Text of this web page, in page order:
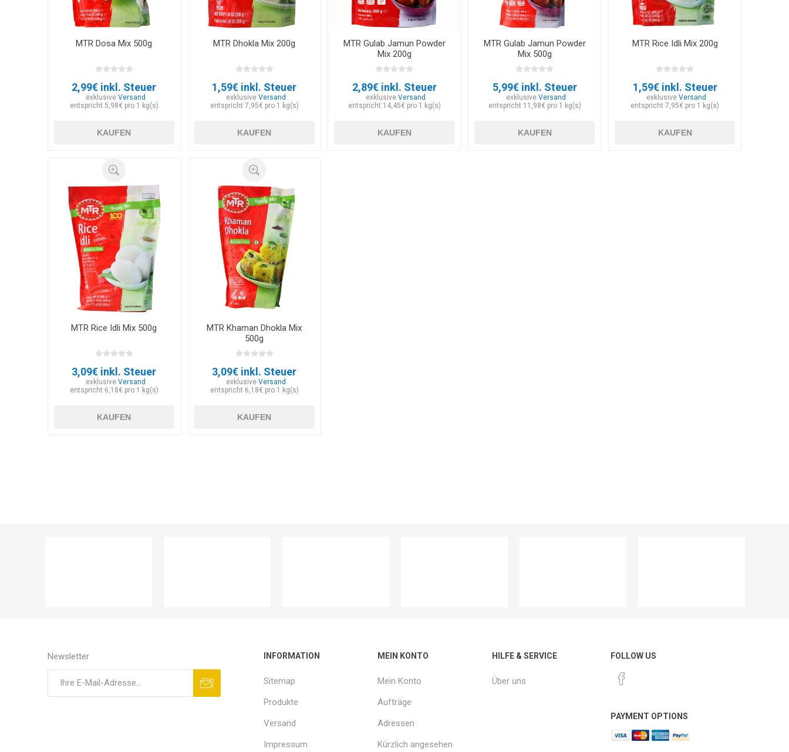
MTR Dosa Mix 500g
2,99€ inkl. Steuer
exklusive Versand
entspricht 5,98€ pro 1 kg(s)
KAUFEN
MTR Dhokla Mix 200g
1,59€ inkl. Steuer
exklusive Versand
entspricht 7,95€ pro 1 kg(s)
KAUFEN
MTR Gulab Jamun Powder
Mix 200g
2,89€ inkl. Steuer
exklusiveVersand
entspricht 14,45€ pro 1 kg(s)
KAUFEN
MTR Gulab Jamun Powder
Mix 500g
5,99€ inkl. Steuer
exklusiveVersand
entspricht 11,98€ pro 1 kg(s)
KAUFEN
MTR Rice Idli Mix 200g
1,59€ inkl. Steuer
exklusiveVersand
entspricht 7,95€ pro 1 kg(s)
KAUFEN
MTR Rice Idli Mix 500g
3,09€ inkl. Steuer
exklusive Versand
entspricht 6,18€ pro 1 kg(s)
KAUFEN
MTR Khaman Dhokla Mix
500g
3,09€ inkl. Steuer
exklusive Versand
entspricht 6,18€ pro 1 kg(s)
KAUFEN
Newsletter INFORMATION
Sitemap
Produkte
Versand
Impressum
MEIN KONTO
Mein Konto
Aufträge
Adressen
Kürzlich angesehen
HILFE & SERVICE
Über uns
FOLLOW US
PAYMENT OPTIONS